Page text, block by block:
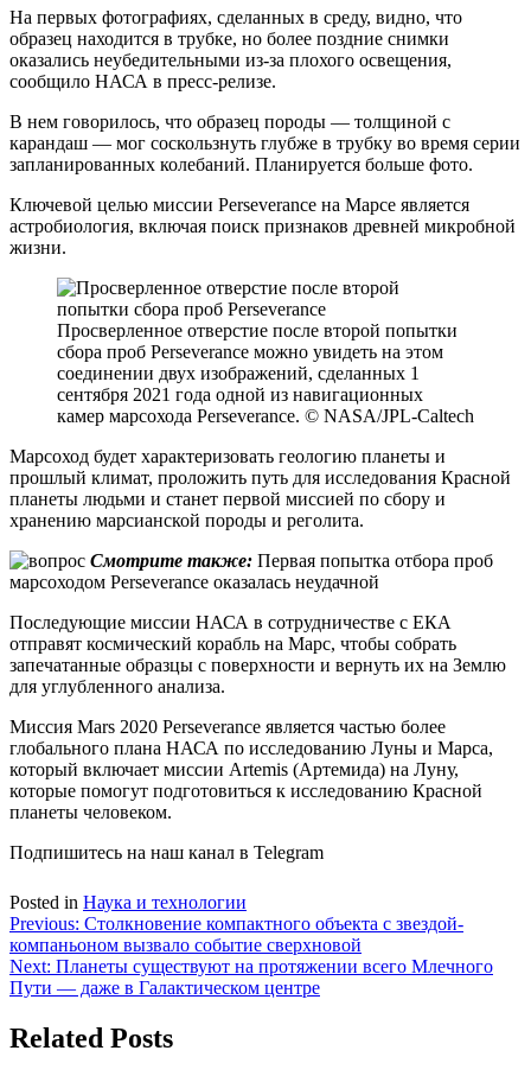
На первых фотографиях, сделанных в среду, видно, что
образец находится в трубке, но более поздние снимки
оказались неубедительными из-за плохого освещения,
сообщило НАСА в пресс-релизе.
В нем говорилось, что образец породы — толщиной с
карандаш — мог соскользнуть глубже в трубку во время серии
запланированных колебаний. Планируется больше фото.
Ключевой целью миссии Perseverance на Марсе является
астробиология, включая поиск признаков древней микробной
жизни.
Просверленное отверстие после второй попытки
сбора проб Perseverance можно увидеть на этом
соединении двух изображений, сделанных 1
сентября 2021 года одной из навигационных
камер марсохода Perseverance. © NASA/JPL-Caltech
Марсоход будет характеризовать геологию планеты и
прошлый климат, проложить путь для исследования Красной
планеты людьми и станет первой миссией по сбору и
хранению марсианской породы и реголита.
Смотрите также: Первая попытка отбора проб
марсоходом Perseverance оказалась неудачной
Последующие миссии НАСА в сотрудничестве с ЕКА
отправят космический корабль на Марс, чтобы собрать
запечатанные образцы с поверхности и вернуть их на Землю
для углубленного анализа.
Миссия Mars 2020 Perseverance является частью более
глобального плана НАСА по исследованию Луны и Марса,
который включает миссии Artemis (Артемида) на Луну,
которые помогут подготовиться к исследованию Красной
планеты человеком.
Подпишитесь на наш канал в Telegram
Posted in Наука и технологии
Навигация
по
записям
Previous: Столкновение компактного объекта с звездой-
компаньоном вызвало событие сверхновой
Next: Планеты существуют на протяжении всего Млечного
Пути — даже в Галактическом центре
Related Posts